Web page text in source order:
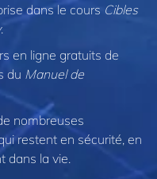
dans le cours Cibles
.
en ligne gratuits de
du Manuel de
nombreuses
restent en sécurité, en
dans la vie.